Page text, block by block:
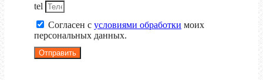
tel
Согласен с условиями обработки моих
персональных данных.
Отправить